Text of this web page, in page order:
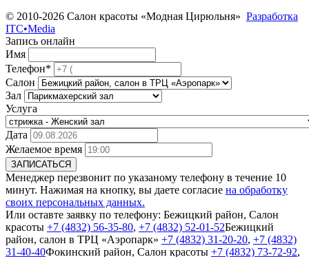
© 2010-2026 Салон красоты «Модная Цирюльня» Разработка
ITC•Media
Запись онлайн
Имя
Телефон*
Салон
Зал
Услуга
Дата
Желаемое время
ЗАПИСАТЬСЯ
Менеджер перезвонит по указаному телефону в течение 10
минут. Нажимая на кнопку, вы даете согласие на обработку
своих персональных данных.
Или оставте заявку по телефону: Бежицкий район, Салон
красоты +7 (4832) 56-35-80, +7 (4832) 52-01-52Бежицкий
район, салон в ТРЦ «Аэропарк» +7 (4832) 31-20-20, +7 (4832)
31-40-40Фокинский район, Салон красоты +7 (4832) 73-72-92,